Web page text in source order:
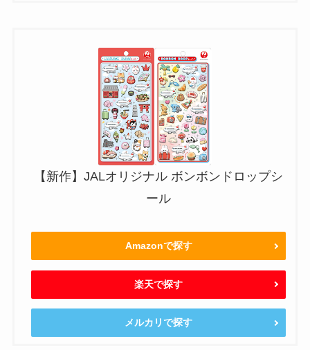
【新作】JALオリジナル ボンボンドロップシ
ール
Amazonで探す
楽天で探す
メルカリで探す